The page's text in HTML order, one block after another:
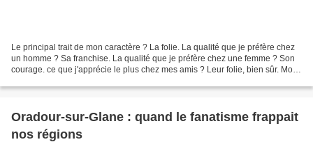
Le principal trait de mon caractère ? La folie. La qualité que je préfère chez
un homme ? Sa franchise. La qualité que je préfère chez une femme ? Son
courage. ce que j'apprécie le plus chez mes amis ? Leur folie, bien sûr. Mon
Oradour-sur-Glane : quand le fanatisme frappait
nos régions